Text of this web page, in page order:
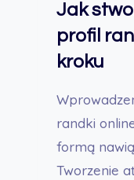
Jak
profil
kroku
randki
formą
Tworzenie